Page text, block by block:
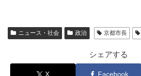
ニュース・社会 政治 京都市長
シェアする
X Facebook